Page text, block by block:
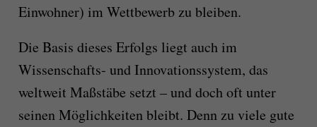
Einwohner) im Wettbewerb zu bleiben.
Die Basis dieses Erfolgs liegt auch im
Wissenschafts- und Innovationssystem, das
weltweit Maßstäbe setzt – und doch oft unter
seinen Möglichkeiten bleibt. Denn zu viele gute